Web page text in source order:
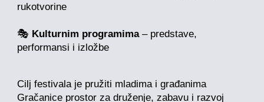
rukotvorine
🎭 Kulturnim programima– predstave,
performansi i izložbe
Cilj festivala je pružiti mladima i građanima
Gračanice prostor za druženje, zabavu i razvoj